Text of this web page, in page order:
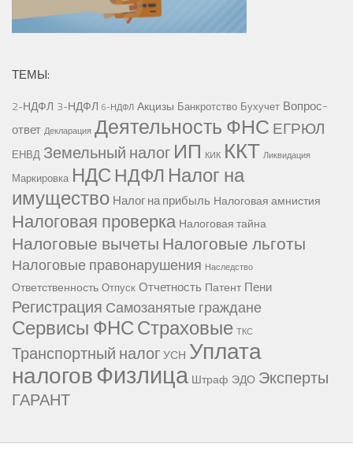
ТЕМЫ:
2-НДФЛ 3-НДФЛ 6-НДФЛ Акцизы Банкротство Бухучет Вопрос-
ответ Декларация Деятельность ФНС ЕГРЮЛ
ЕНВД Земельный налог ИП КИК ККТ Ликвидация
Маркировка НДС НДФЛ Налог на
имущество Налог на прибыль Налоговая амнистия
Налоговая проверка Налоговая тайна
Налоговые вычетыНалоговые льготы
Налоговые правонарушения Наследство
Ответственность Отпуск Отчетность Патент Пени
Регистрация Самозанятые граждане
Сервисы ФНССтраховые ТКС
Транспортный налогУСН Уплата
налоговФизлица Штраф ЭДО Эксперты
ГАРАНТ